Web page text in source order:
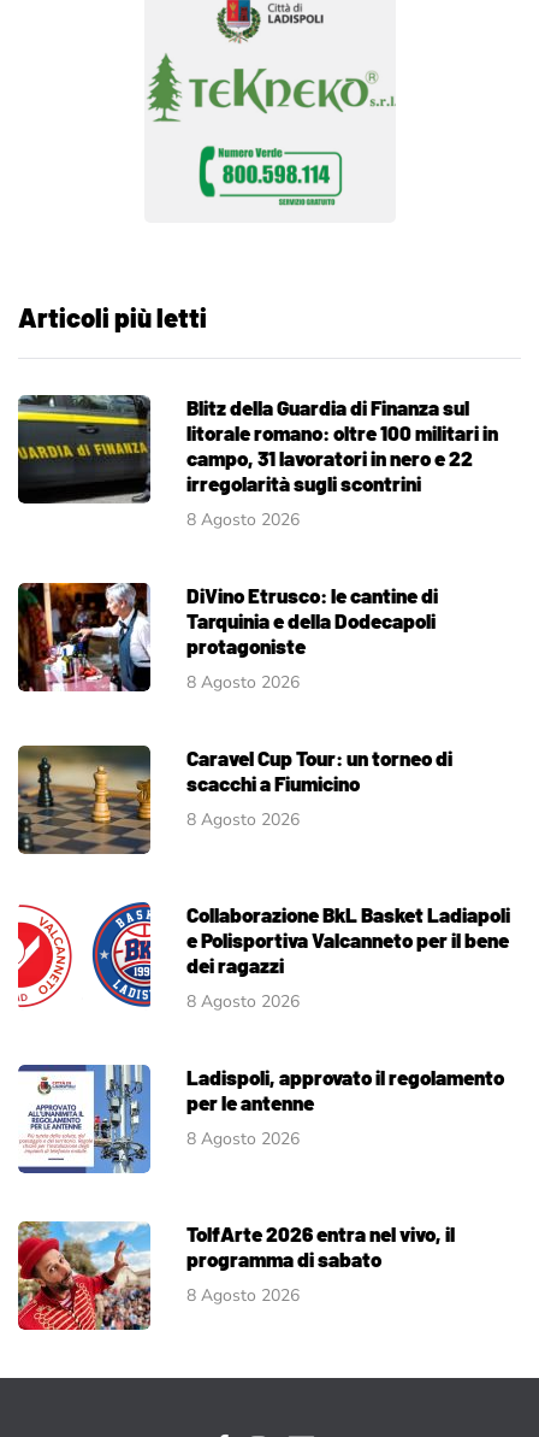
Articoli più letti
Blitz della Guardia di Finanza sul
litorale romano: oltre 100 militari in
campo, 31 lavoratori in nero e 22
irregolarità sugli scontrini
8 Agosto 2026
DiVino Etrusco: le cantine di
Tarquinia e della Dodecapoli
protagoniste
8 Agosto 2026
Caravel Cup Tour: un torneo di
scacchi a Fiumicino
8 Agosto 2026
Collaborazione BkL Basket Ladiapoli
e Polisportiva Valcanneto per il bene
dei ragazzi
8 Agosto 2026
Ladispoli, approvato il regolamento
per le antenne
8 Agosto 2026
TolfArte 2026 entra nel vivo, il
programma di sabato
8 Agosto 2026